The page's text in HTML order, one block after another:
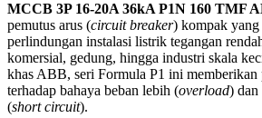
MCCB 3P 16-20A 36kA P1N 160 TMF
pemutus arus (circuit breaker) kompak
perlindungan instalasi listrik tegangan
komersial, gedung, hingga industri skala
khas ABB, seri Formula P1 ini memberikan
terhadap bahaya beban lebih (overload) dan
(short circuit).